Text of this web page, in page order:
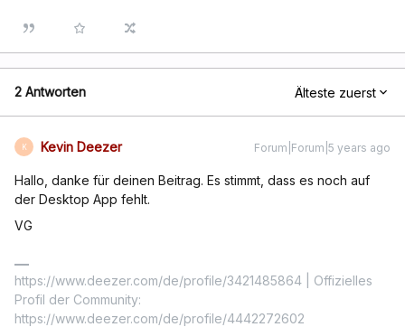
2 Antworten Älteste zuerst
K Kevin Deezer Forum|Forum|5 years ago
Hallo, danke für deinen Beitrag. Es stimmt, dass es noch auf
der Desktop App fehlt.
VG
https://www.deezer.com/de/profile/3421485864 | Offizielles
Profil der Community:
https://www.deezer.com/de/profile/4442272602